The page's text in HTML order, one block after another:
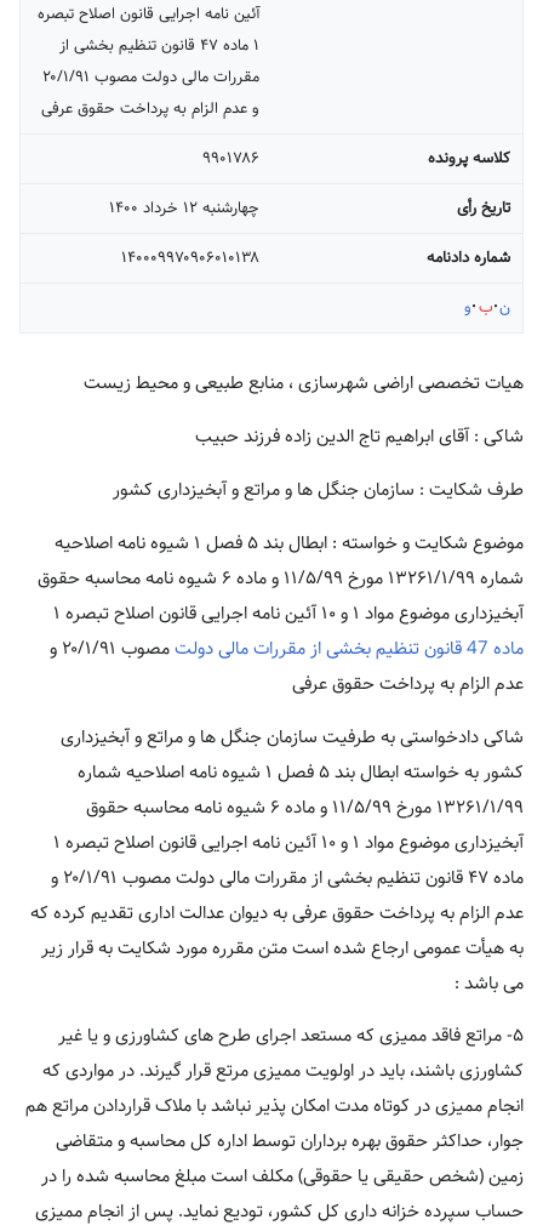
آئین نامه اجرایی قانون اصلاح تبصره
۱ ماده ۴۷ قانون تنظیم بخشی از
مقررات مالی دولت مصوب ۲۰/۱/۹۱
و عدم الزام به پرداخت حقوق عرفی
کلاسه پرونده
۹۹۰۱۷۸۶
تاریخ رأی
چهارشنبه ۱۲ خرداد ۱۴۰۰
شماره دادنامه
۱۴۰۰۰۹۹۷۰۹۰۶۰۱۰۱۳۸
ن ب و
هیات تخصصی اراضی شهرسازی ، منابع طبیعی و محیط زیست
شاکی : آقای ابراهیم تاج الدین زاده فرزند حبیب
طرف شکایت : سازمان جنگل ها و مراتع و آبخیزداری کشور
موضوع شکایت و خواسته : ابطال بند ۵ فصل ۱ شیوه نامه اصلاحیه
شماره ۱۳۲۶۱/۱/۹۹ مورخ ۱۱/۵/۹۹ و ماده ۶ شیوه نامه محاسبه حقوق
آبخیزداری موضوع مواد ۱ و ۱۰ آئین نامه اجرایی قانون اصلاح تبصره ۱
ماده 47 قانون تنظیم بخشی از مقررات مالی دولت
مصوب ۲۰/۱/۹۱ و
عدم الزام به پرداخت حقوق عرفی
شاکی دادخواستی به طرفیت سازمان جنگل ها و مراتع و آبخیزداری
کشور به خواسته ابطال بند ۵ فصل ۱ شیوه نامه اصلاحیه شماره
۱۳۲۶۱/۱/۹۹ مورخ ۱۱/۵/۹۹ و ماده ۶ شیوه نامه محاسبه حقوق
آبخیزداری موضوع مواد ۱ و ۱۰ آئین نامه اجرایی قانون اصلاح تبصره ۱
ماده ۴۷ قانون تنظیم بخشی از مقررات مالی دولت مصوب ۲۰/۱/۹۱ و
عدم الزام به پرداخت حقوق عرفی به دیوان عدالت اداری تقدیم کرده که
به هیأت عمومی ارجاع شده است متن مقرره مورد شکایت به قرار زیر
می باشد :
۵- مراتع فاقد ممیزی که مستعد اجرای طرح های کشاورزی و یا غیر
کشاورزی باشند، باید در اولویت ممیزی مرتع قرار گیرند. در مواردی که
انجام ممیزی در کوتاه مدت امکان پذیر نباشد با ملاک قراردادن مراتع هم
جوار، حداکثر حقوق بهره برداران توسط اداره کل محاسبه و متقاضی
زمین (شخص حقیقی یا حقوقی) مکلف است مبلغ محاسبه شده را در
حساب سپرده خزانه داری کل کشور، تودیع نماید. پس از انجام ممیزی